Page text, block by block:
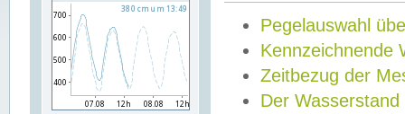
Pegelauswahl
Kennzeichnende
Zeitbezug der
Der Wasserstand